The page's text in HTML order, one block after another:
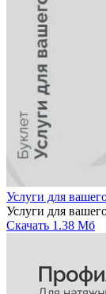
Услуги для
Услуги для
Скачать 1.38 Мб